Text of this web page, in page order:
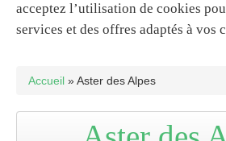
acceptez l’utilisation de cookies
services et des offres adaptés à vos
Accueil » Aster des Alpes